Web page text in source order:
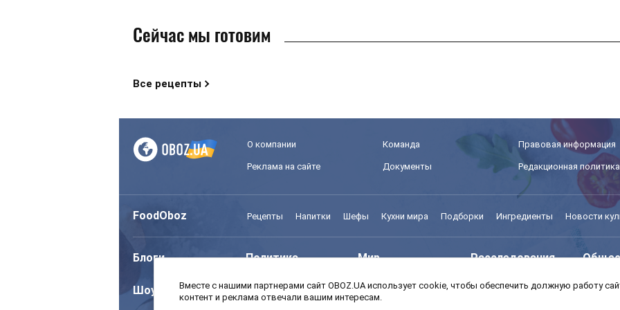
Сейчас мы готовим
Все рецепты
О компании Команда Правовая информация
Реклама на сайте Документы Редакционная политика
FoodOboz Рецепты Напитки Шефы Кухни мира Подборки Ингредиенты Новости
Блоги Политика Мир Расследования
Шоу Спорт Моя школа Авто
Вместе с нашими партнерами сайт OBOZ.UA использует cookie, чтобы обеспечить должную работу
контент и реклама отвечали вашим интересам.